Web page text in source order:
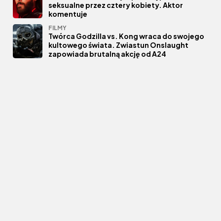
seksualne przez cztery kobiety. Aktor
komentuje
FILMY
Twórca Godzilla vs. Kong wraca do swojego
kultowego świata. Zwiastun Onslaught
zapowiada brutalną akcję od A24